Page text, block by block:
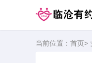
当前位置： 首页>